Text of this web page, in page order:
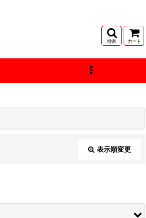
検索 カート
表示順変更